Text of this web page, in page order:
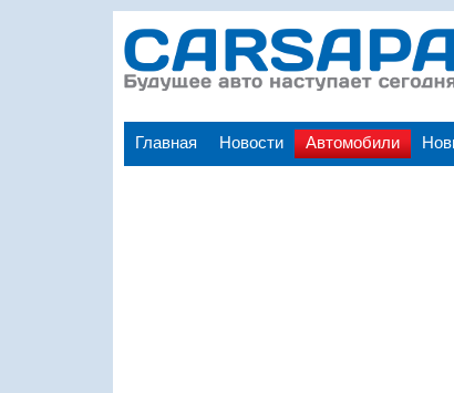
Главная Новости Автомобили